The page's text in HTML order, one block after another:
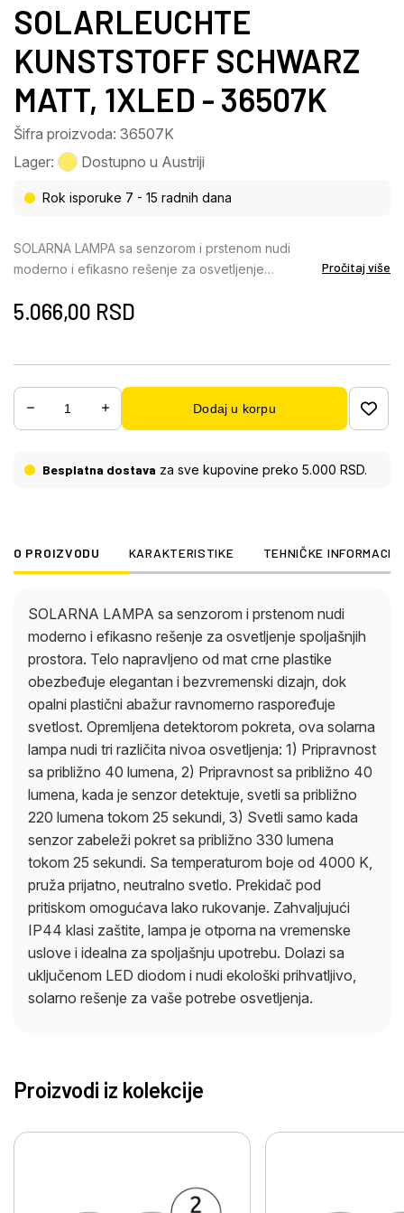
SOLARLEUCHTE
KUNSTSTOFF SCHWARZ
MATT, 1XLED - 36507K
Šifra proizvoda: 36507K
Lager:
Dostupno u Austriji
Rok isporuke 7 - 15 radnih dana
SOLARNA LAMPA sa senzorom i prstenom nudi
moderno i efikasno rešenje za osvetljenje
plastike obezbeđuje elegantan i bezvremenski
osvetljenja: 1) Pripravnost sa približno 40 lumena,
2) Pripravnost sa približno 40 lumena, kada je
senzor detektuje, svetli sa približno 220 lumena
zabeleži pokret sa približno 330 lumena tokom 25
zaštite, lampa je otporna na vremenske uslove i
solarno rešenje za vaše potrebe osvetljenja.
Pročitaj više
5.066,00 RSD
Dodaj u korpu
Besplatna dostava za sve kupovine preko 5.000 RSD.
O PROIZVODU KARAKTERISTIKE TEHNIČKE
SOLARNA LAMPA sa senzorom i prstenom nudi
moderno i efikasno rešenje za osvetljenje spoljašnjih
prostora. Telo napravljeno od mat crne plastike
obezbeđuje elegantan i bezvremenski dizajn, dok
opalni plastični abažur ravnomerno raspoređuje
svetlost. Opremljena detektorom pokreta, ova solarna
lampa nudi tri različita nivoa osvetljenja: 1) Pripravnost
sa približno 40 lumena, 2) Pripravnost sa približno 40
lumena, kada je senzor detektuje, svetli sa približno
220 lumena tokom 25 sekundi, 3) Svetli samo kada
senzor zabeleži pokret sa približno 330 lumena
tokom 25 sekundi. Sa temperaturom boje od 4000 K,
pruža prijatno, neutralno svetlo. Prekidač pod
pritiskom omogućava lako rukovanje. Zahvaljujući
IP44 klasi zaštite, lampa je otporna na vremenske
uslove i idealna za spoljašnju upotrebu. Dolazi sa
uključenom LED diodom i nudi ekološki prihvatljivo,
solarno rešenje za vaše potrebe osvetljenja.
Proizvodi iz kolekcije